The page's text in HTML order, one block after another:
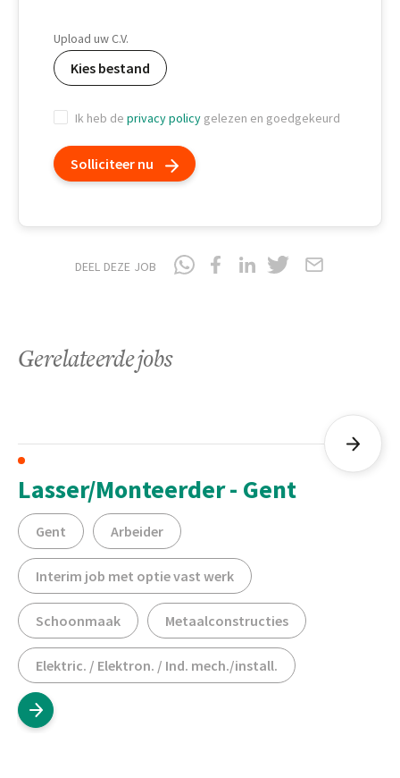
Upload uw C.V.
Kies bestand
Ik heb de privacy policy gelezen en goedgekeurd
Solliciteer nu
DEEL DEZE JOB
Gerelateerde jobs
Lasser/Monteerder - Gent
Gent Arbeider
Interim job met optie vast werk
Schoonmaak Metaalconstructies
Elektric. / Elektron. / Ind. mech./install.